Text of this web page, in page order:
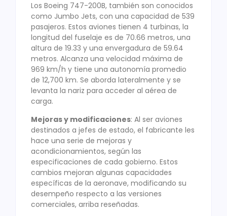
Los Boeing 747-200B, también son conocidos
como Jumbo Jets, con una capacidad de 539
pasajeros. Estos aviones tienen 4 turbinas, la
longitud del fuselaje es de 70.66 metros, una
altura de 19.33 y una envergadura de 59.64
metros. Alcanza una velocidad máxima de
969 km/h y tiene una autonomía promedio
de 12,700 km. Se aborda lateralmente y se
levanta la nariz para acceder al aérea de
carga.
Mejoras y modificaciones: Al ser aviones
destinados a jefes de estado, el fabricante les
hace una serie de mejoras y
acondicionamientos, según las
especificaciones de cada gobierno. Estos
cambios mejoran algunas capacidades
específicas de la aeronave, modificando su
desempeño respecto a las versiones
comerciales, arriba reseñadas.